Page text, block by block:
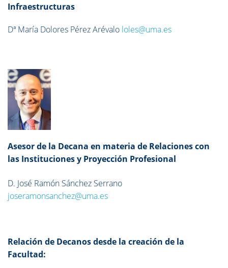
Infraestructuras
Dª María Dolores Pérez Arévalo loles@uma.es
Asesor de la Decana en materia de Relaciones con
las Instituciones y Proyección Profesional
D. José Ramón Sánchez Serrano
joseramonsanchez@uma.es
Relación de Decanos desde la creación de la
Facultad: